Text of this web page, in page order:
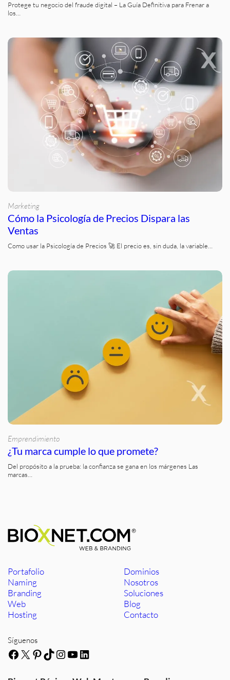
Protege tu negocio del fraude digital – La Guía Definitiva para Frenar a
los…
Marketing
Cómo la Psicología de Precios Dispara las
Ventas
Como usar la Psicología de Precios 🚀 El precio es, sin duda, la variable…
Emprendimiento
¿Tu marca cumple lo que promete?
Del propósito a la prueba: la confianza se gana en los márgenes Las
marcas…
Portafolio
Naming
Branding
Web
Hosting
Dominios
Nosotros
Soluciones
Blog
Contacto
Síguenos
Facebook
X Pinterest
TikTok
Instagram
YouTube
LinkedIn